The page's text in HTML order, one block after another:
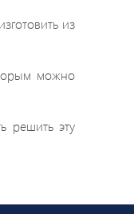
из
можно
решить эту